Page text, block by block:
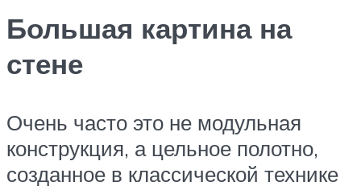
Большая картина на
стене
Очень часто это не модульная
конструкция, а цельное полотно,
созданное в классической технике